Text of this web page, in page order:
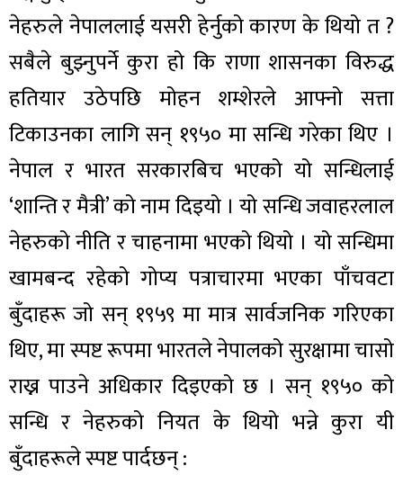
नेहरुले नेपाललाई यसरी हेर्नुको कारण के थियो त ?
सबैले बुझ्नुपर्ने कुरा हो कि राणा शासनका विरुद्ध
हतियार उठेपछि मोहन शम्शेरले आफ्नो सत्ता
टिकाउनका लागि सन् १९५० मा सन्धि गरेका थिए ।
नेपाल र भारत सरकारबिच भएको यो सन्धिलाई
‘शान्ति र मैत्री’ को नाम दिइयो । यो सन्धि जवाहरलाल
नेहरुको नीति र चाहनामा भएको थियो । यो सन्धिमा
खामबन्द रहेको गोप्य पत्राचारमा भएका पाँचवटा
बुँदाहरू जो सन् १९५९ मा मात्र सार्वजनिक गरिएका
थिए, मा स्पष्ट रूपमा भारतले नेपालको सुरक्षामा चासो
राख्न पाउने अधिकार दिइएको छ । सन् १९५० को
सन्धि र नेहरुको नियत के थियो भन्ने कुरा यी
बुँदाहरूले स्पष्ट पार्दछन् :